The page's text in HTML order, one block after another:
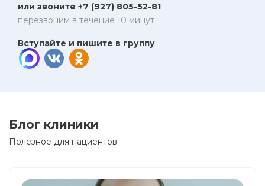
или звоните +7 (927) 805-52-81
перезвоним в течение 10 минут
Вступайте и пишите в группу
Блог клиники
Полезное для пациентов